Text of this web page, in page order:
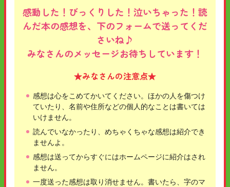
感動した！びっくりした！泣いちゃった！読
んだ本の感想を、下のフォームで送ってくだ
さいね♪
みなさんのメッセージお待ちしています！
★みなさんの注意点★
感想は心をこめてかいてください。ほかの人を傷つけ
ていたり、名前や住所などの個人的なことは書いては
いけません。
読んでいなかったり、めちゃくちゃな感想は紹介でき
ませんよ。
感想は送ってからすぐにはホームページに紹介はされ
ません。
一度送った感想は取り消せません。書いたら、字のマ